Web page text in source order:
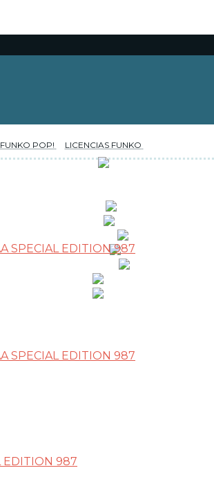
RESERVAS
WARHAMMER
FUNKO POP! LICENCIAS FUNKO